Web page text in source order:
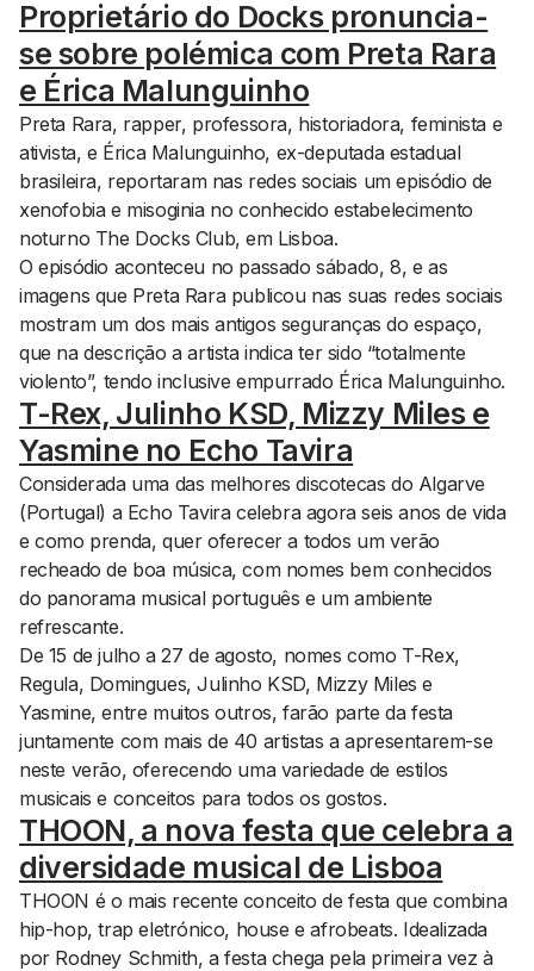
Proprietário do Docks pronuncia-
se sobre polémica com Preta Rara
e Érica Malunguinho
Preta Rara, rapper, professora, historiadora, feminista e
ativista, e Érica Malunguinho, ex-deputada estadual
brasileira, reportaram nas redes sociais um episódio de
xenofobia e misoginia no conhecido estabelecimento
noturno The Docks Club, em Lisboa.
O episódio aconteceu no passado sábado, 8, e as
imagens que Preta Rara publicou nas suas redes sociais
mostram um dos mais antigos seguranças do espaço,
que na descrição a artista indica ter sido “totalmente
violento”, tendo inclusive empurrado Érica Malunguinho.
T-Rex, Julinho KSD, Mizzy Miles e
Yasmine no Echo Tavira
Considerada uma das melhores discotecas do Algarve
(Portugal) a Echo Tavira celebra agora seis anos de vida
e como prenda, quer oferecer a todos um verão
recheado de boa música, com nomes bem conhecidos
do panorama musical português e um ambiente
refrescante.
De 15 de julho a 27 de agosto, nomes como T-Rex,
Regula, Domingues, Julinho KSD, Mizzy Miles e
Yasmine, entre muitos outros, farão parte da festa
juntamente com mais de 40 artistas a apresentarem-se
neste verão, oferecendo uma variedade de estilos
musicais e conceitos para todos os gostos.
THOON, a nova festa que celebra a
diversidade musical de Lisboa
THOON é o mais recente conceito de festa que combina
hip-hop, trap eletrónico, house e afrobeats. Idealizada
por Rodney Schmith, a festa chega pela primeira vez à